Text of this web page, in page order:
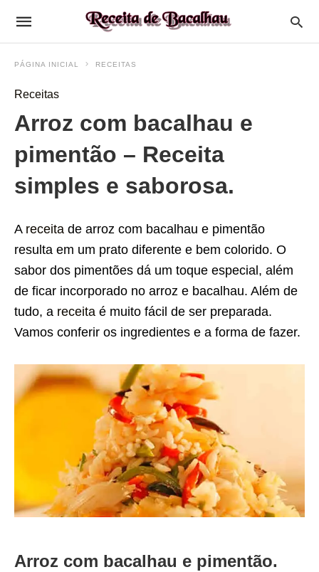
PÁGINA INICIAL RECEITAS
Receitas
Arroz com bacalhau e
pimentão – Receita
simples e saborosa.
A receita de arroz com bacalhau e pimentão
resulta em um prato diferente e bem colorido. O
sabor dos pimentões dá um toque especial, além
de ficar incorporado no arroz e bacalhau. Além de
tudo, a receita é muito fácil de ser preparada.
Vamos conferir os ingredientes e a forma de fazer.
Arroz com bacalhau e pimentão.